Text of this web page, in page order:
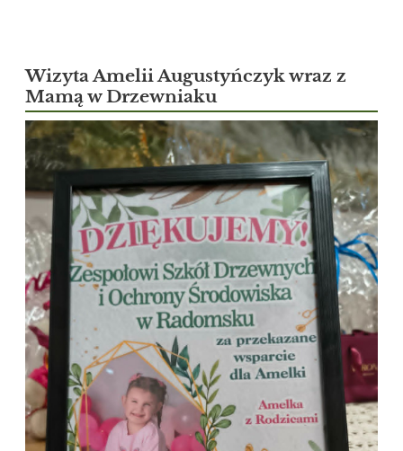
Wizyta Amelii Augustyńczyk wraz z
Mamą w Drzewniaku